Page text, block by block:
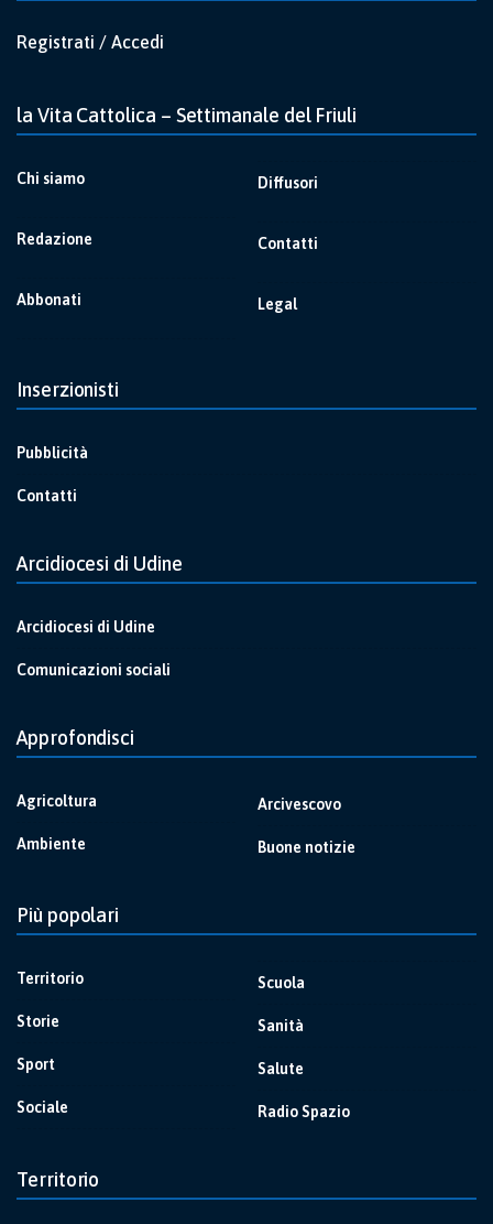
Registrati / Accedi
la Vita Cattolica – Settimanale del Friuli
Chi siamo
Redazione
Abbonati
Diffusori
Contatti
Legal
Inserzionisti
Pubblicità
Contatti
Arcidiocesi di Udine
Arcidiocesi di Udine
Comunicazioni sociali
Approfondisci
Agricoltura
Ambiente
Arcivescovo
Buone notizie
Più popolari
Territorio
Storie
Sport
Sociale
Scuola
Sanità
Salute
Radio Spazio
Territorio